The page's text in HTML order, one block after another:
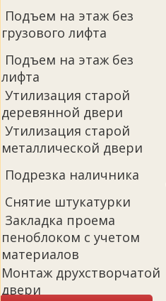
Подъем на этаж без
грузового лифта
Подъем на этаж без
лифта
Утилизация старой
деревянной двери
Утилизация старой
металлической двери
Подрезка наличника
Снятие штукатурки
Закладка проема
пеноблоком с учетом
материалов
Монтаж друхстворчатой
двери